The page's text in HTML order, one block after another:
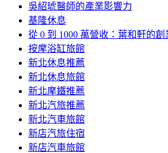
吳紹琥醫師的產業影響力
基隆休息
從 0 到 1000 萬營收：葉和軒的
按摩浴缸旅館
新北休息推薦
新北休息旅館
新北摩鐵推薦
新北汽旅推薦
新北汽車旅館
新店汽旅住宿
新店汽車旅館